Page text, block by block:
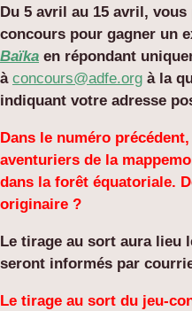
Du 5 avril au 15 avril,
concours pour gagner un
Baïka en répondant
à concours@adfe.org à la
indiquant votre adresse
Dans le numéro
aventuriers de la
dans la forêt équatoriale.
originaire ?
Le tirage au sort aura lieu
seront informés par
Le tirage au sort du jeu-